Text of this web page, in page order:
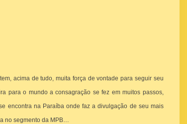
acima de tudo, muita força de vontade para seguir seu
para o mundo a consagração se fez em muitos passos,
encontra na Paraíba onde faz a divulgação de seu mais
no segmento da MPB…